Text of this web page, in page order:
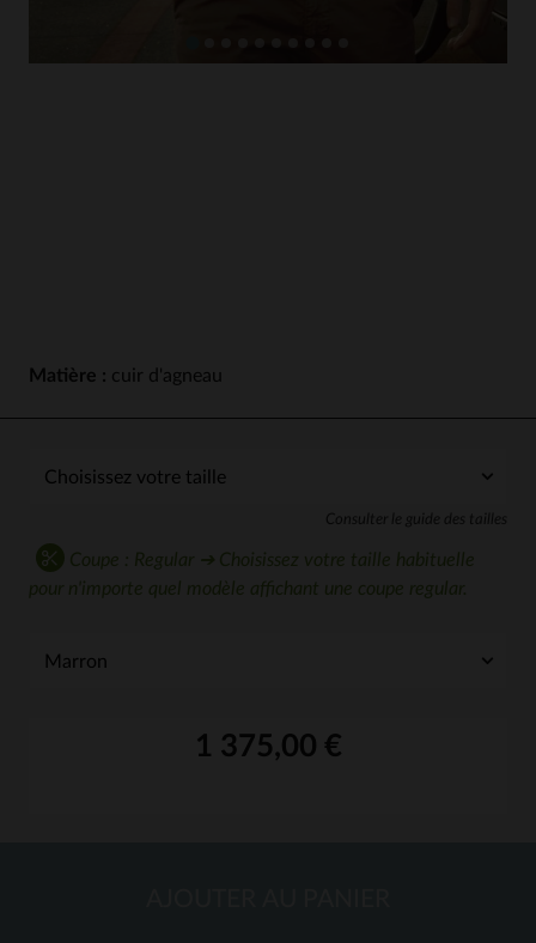
Matière : cuir d'agneau
Consulter le guide des tailles
Coupe : Regular ➔ Choisissez votre taille habituelle
pour n'importe quel modèle affichant une coupe regular.
1 375,00 €